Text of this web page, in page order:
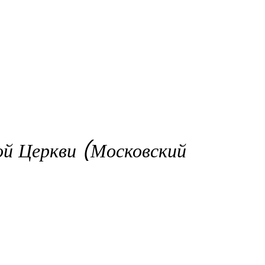
Церкви (Московский